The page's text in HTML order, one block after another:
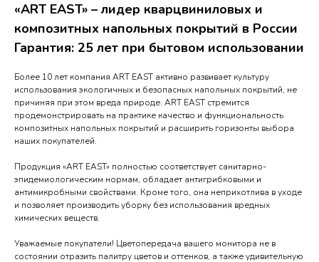
«ART EAST» – лидер кварцвиниловых и
композитных напольных покрытий в России
Гарантия: 25 лет при бытовом использовании
Более 10 лет компания ART EAST активно развивает культуру
использования экологичных и безопасных напольных покрытий, не
причиняя при этом вреда природе. ART EAST стремится
продемонстрировать на практике качество и функциональность
композитных напольных покрытий и расширить горизонты выбора
наших покупателей.
Продукция «ART EAST» полностью соответствует санитарно-
эпидемиологическим нормам, обладает антигрибковыми и
антимикробными свойствами. Кроме того, она неприхотлива в уходе
и позволяет производить уборку без использования вредных
химических веществ.
Уважаемые покупатели! Цветопередача вашего монитора не в
состоянии отразить палитру цветов и оттенков, а также удивительную